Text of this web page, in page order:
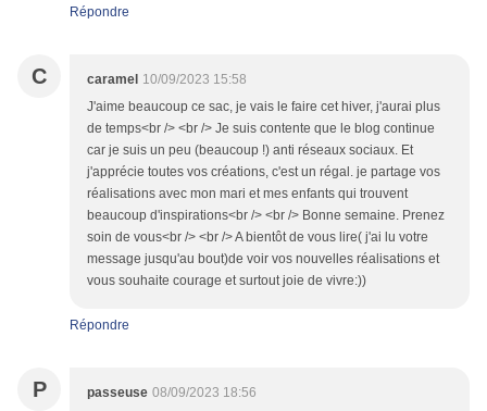
Répondre
C caramel 10/09/2023 15:58
J'aime beaucoup ce sac, je vais le faire cet hiver, j'aurai plus
de temps<br /> <br /> Je suis contente que le blog continue
car je suis un peu (beaucoup !) anti réseaux sociaux. Et
j'apprécie toutes vos créations, c'est un régal. je partage vos
réalisations avec mon mari et mes enfants qui trouvent
beaucoup d'inspirations<br /> <br /> Bonne semaine. Prenez
soin de vous<br /> <br /> A bientôt de vous lire( j'ai lu votre
message jusqu'au bout)de voir vos nouvelles réalisations et
vous souhaite courage et surtout joie de vivre:))
Répondre
P passeuse 08/09/2023 18:56